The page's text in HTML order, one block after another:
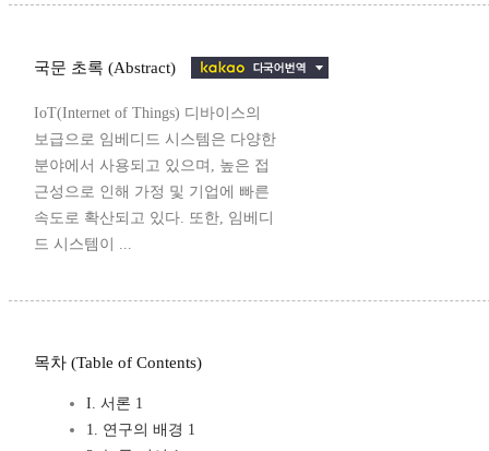
국문 초록 (Abstract)
IoT(Internet of Things) 디바이스의
보급으로 임베디드 시스템은 다양한
분야에서 사용되고 있으며, 높은 접
근성으로 인해 가정 및 기업에 빠른
속도로 확산되고 있다. 또한, 임베디
드 시스템이 ...
목차 (Table of Contents)
I. 서론 1
1. 연구의 배경 1